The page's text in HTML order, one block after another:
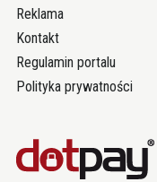
Reklama
Kontakt
Regulamin portalu
Polityka prywatności